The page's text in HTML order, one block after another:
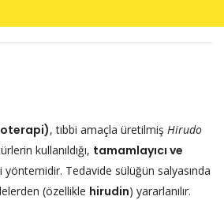
, tıbbi amaçla üretilmiş Hirudo
kullanıldığı, tamamlayıcı ve
yöntemidir. Tedavide sülüğün salyasında
(özellikle hirudin) yararlanılır.